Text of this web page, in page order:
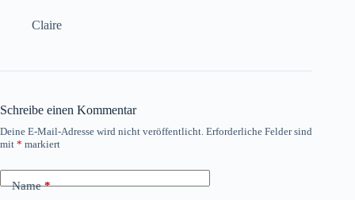
Claire
Schreibe einen Kommentar
Deine E-Mail-Adresse wird nicht veröffentlicht. Erforderliche Felder sind
mit * markiert
Name*